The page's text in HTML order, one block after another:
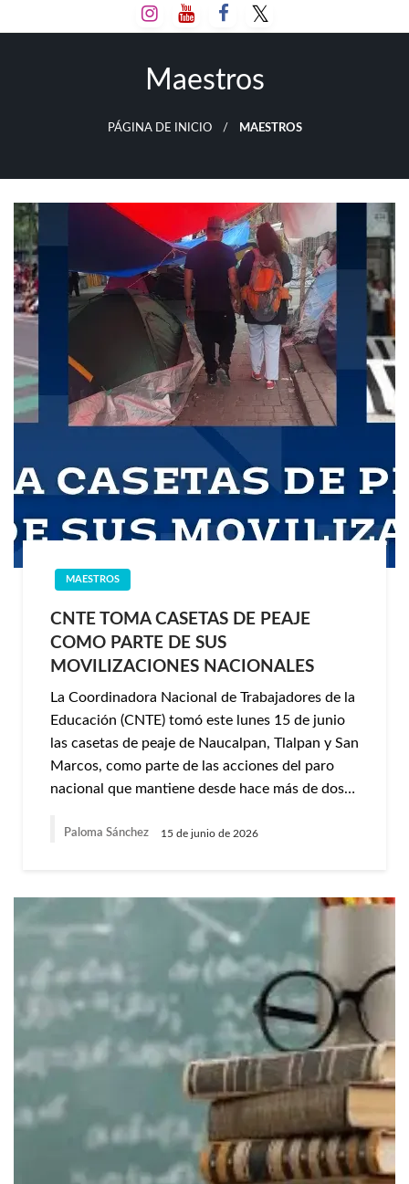
al
Maestros
PÁGINA DE INICIO MAESTROS
MAESTROS
CNTE TOMA CASETAS DE PEAJE
COMO PARTE DE SUS
MOVILIZACIONES NACIONALES
La Coordinadora Nacional de Trabajadores de la
Educación (CNTE) tomó este lunes 15 de junio
las casetas de peaje de Naucalpan, Tlalpan y San
Marcos, como parte de las acciones del paro
nacional que mantiene desde hace más de dos…
Paloma Sánchez 15 de junio de 2026